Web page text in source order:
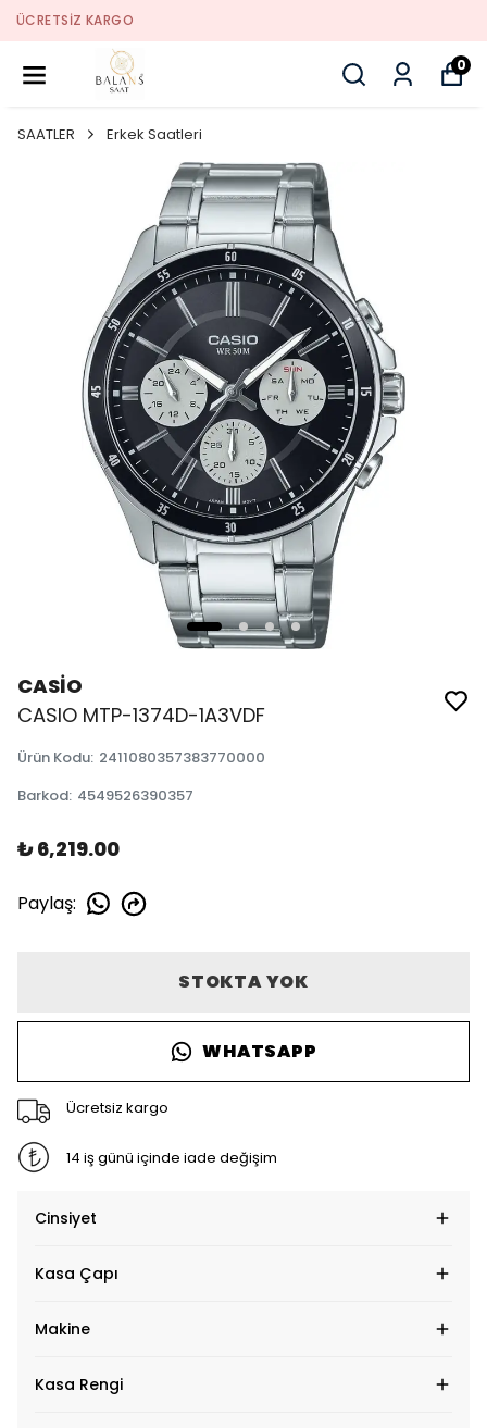
0
SAATLER Erkek Saatleri
CASİO
CASIO MTP-1374D-1A3VDF
Ürün Kodu: 2411080357383770000
Barkod: 4549526390357
₺ 6,219.00
Paylaş:
STOKTA YOK
WHATSAPP
Ücretsiz kargo
14 iş günü içinde iade değişim
Cinsiyet
Kasa Çapı
Makine
Kasa Rengi